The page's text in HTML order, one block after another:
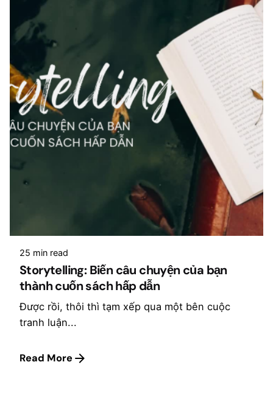
25 min read
Storytelling: Biến câu chuyện của bạn
thành cuốn sách hấp dẫn
Được rồi, thôi thì tạm xếp qua một bên cuộc
tranh luận...
Read More